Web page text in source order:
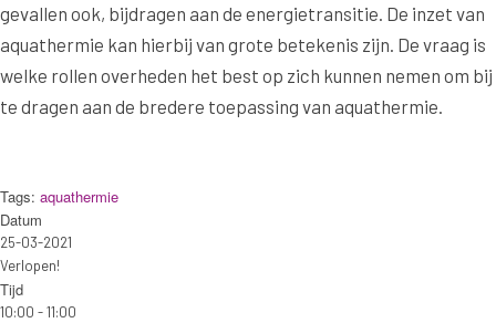
gevallen ook, bijdragen aan de energietransitie. De inzet van
aquathermie kan hierbij van grote betekenis zijn. De vraag is
welke rollen overheden het best op zich kunnen nemen om bij
te dragen aan de bredere toepassing van aquathermie.
Tags: aquathermie
Datum
25-03-2021
Verlopen!
Tijd
10:00 - 11:00